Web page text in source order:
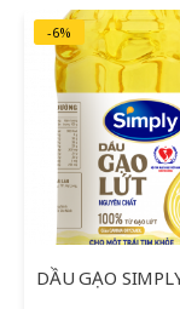
-6%
DẦU GẠO